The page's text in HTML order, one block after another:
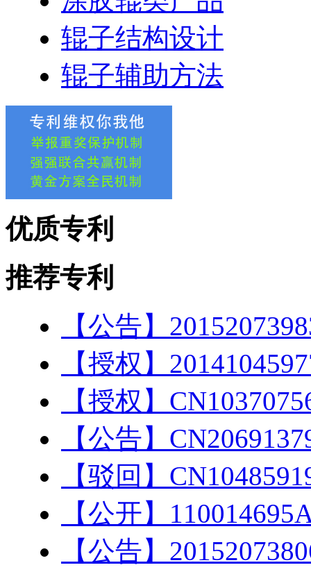
辊子结构设计
辊子辅助方法
优质专利
推荐专利
【公告】
【授权】
【授权】
【公告】
【驳回】
【公开】
【公告】